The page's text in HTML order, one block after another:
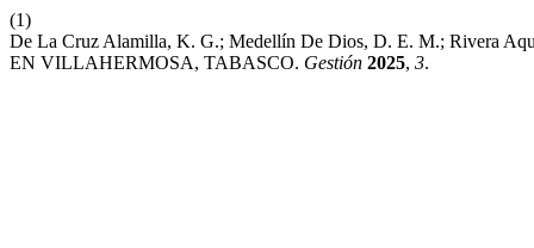
(1)
De La Cruz Alamilla, K. G.; Medellín De Dios, D. E. M.; Rivera
EN VILLAHERMOSA, TABASCO. Gestión 2025, 3.